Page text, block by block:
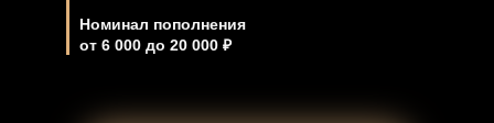
Номинал пополнения
от 6 000 до 20 000 ₽